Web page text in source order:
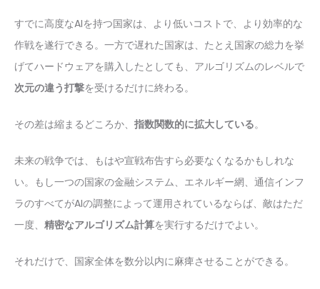
すでに高度なAIを持つ国家は、より低いコストで、より効率的な
作戦を遂行できる。一方で遅れた国家は、たとえ国家の総力を挙
げてハードウェアを購入したとしても、アルゴリズムのレベルで
次元の違う打撃を受けるだけに終わる。
その差は縮まるどころか、 指数関数的に拡大している。
未来の戦争では、もはや宣戦布告すら必要なくなるかもしれな
い。もし一つの国家の金融システム、エネルギー網、通信インフ
ラのすべてがAIの調整によって運用されているならば、敵はただ
一度、 精密なアルゴリズム計算を実行するだけでよい。
それだけで、国家全体を数分以内に麻痺させることができる。